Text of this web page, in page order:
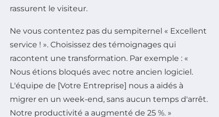
rassurent le visiteur.
Ne vous contentez pas du sempiternel « Excellent
service ! ». Choisissez des témoignages qui
racontent une transformation. Par exemple : «
Nous étions bloqués avec notre ancien logiciel.
L'équipe de [Votre Entreprise] nous a aidés à
migrer en un week-end, sans aucun temps d'arrêt.
Notre productivité a augmenté de 25 %. »